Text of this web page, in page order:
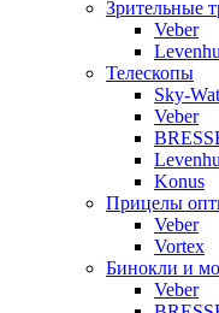
Зрительные
Veber
Телескопы
Sky-
Veber
Konus
Прицелы
Veber
Vortex
Бинокли и
Veber